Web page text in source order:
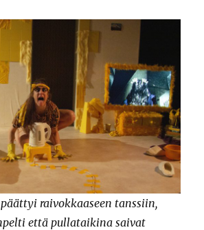
raivokkaaseen tanssiin,
että pullataikina saivat